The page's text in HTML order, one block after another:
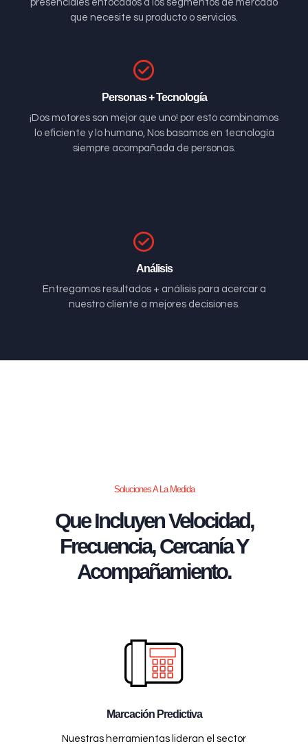
presenciales enfocados a los segmentos de mercado
que necesite su producto o servicios.
Personas + Tecnología
¡Dos motores son mejor que uno! por esto combinamos
lo eficiente y lo humano, Nos basamos en tecnología
siempre acompañada de personas.
Análisis
Entregamos resultados + análisis para acercar a
nuestro cliente a mejores decisiones.
Soluciones A La Medida
Que Incluyen Velocidad,
Frecuencia, Cercanía Y
Acompañamiento.
Marcación Predictiva
Nuestras herramientas lideran el sector